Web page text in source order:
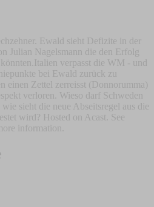
Ewald sieht Defizite in der
Julian Nagelsmann die den Erfolg
verpasst die WM - und
bei Ewald zurück zu
einen Zettel zerreisst (Donnorumma)
verloren. Wieso darf Schweden
sieht die neue Abseitsregel aus die
wird? Hosted on Acast. See
information.